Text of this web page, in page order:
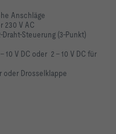
Anschläge
230 V AC
Steuerung (3-Punkt)
V DC oder 2 – 10 V DC für
oder Drosselklappe